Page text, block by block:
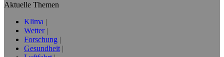
Aktuelle Themen
Klima
Wetter
Forschung
Gesundheit